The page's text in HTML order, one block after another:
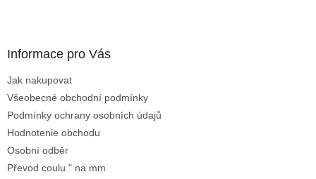
Informace pro Vás
Jak nakupovat
Všeobecné obchodní podmínky
Podmínky ochrany osobních údajů
Hodnotenie obchodu
Osobní odběr
Převod coulu " na mm